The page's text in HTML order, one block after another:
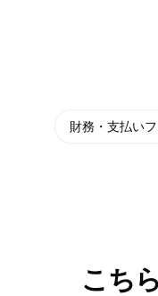
財務・支払い
こち